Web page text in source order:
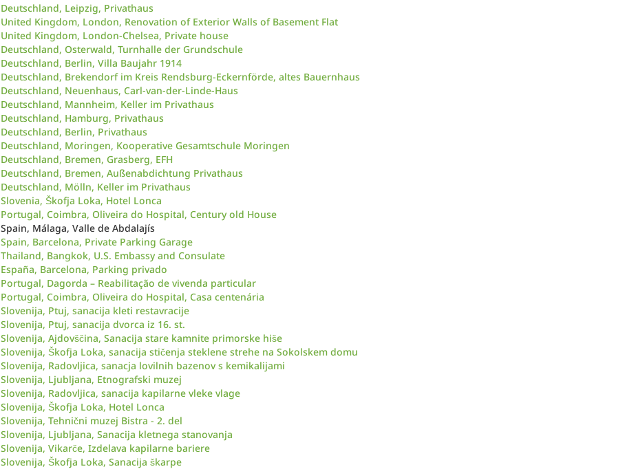
Deutschland, Leipzig, Privathaus
United Kingdom, London, Renovation of Exterior Walls of Basement Flat
United Kingdom, London-Chelsea, Private house
Deutschland, Osterwald, Turnhalle der Grundschule
Deutschland, Berlin, Villa Baujahr 1914
Deutschland, Brekendorf im Kreis Rendsburg-Eckernförde, altes Bauernhaus
Deutschland, Neuenhaus, Carl-van-der-Linde-Haus
Deutschland, Mannheim, Keller im Privathaus
Deutschland, Hamburg, Privathaus
Deutschland, Berlin, Privathaus
Deutschland, Moringen, Kooperative Gesamtschule Moringen
Deutschland, Bremen, Grasberg, EFH
Deutschland, Bremen, Außenabdichtung Privathaus
Deutschland, Mölln, Keller im Privathaus
Slovenia, Škofja Loka, Hotel Lonca
Portugal, Coimbra, Oliveira do Hospital, Century old House
Spain, Málaga, Valle de Abdalajís
Spain, Barcelona, Private Parking Garage
Thailand, Bangkok, U.S. Embassy and Consulate
España, Barcelona, Parking privado
Portugal, Dagorda – Reabilitação de vivenda particular
Portugal, Coimbra, Oliveira do Hospital, Casa centenária
Slovenija, Ptuj, sanacija kleti restavracije
Slovenija, Ptuj, sanacija dvorca iz 16. st.
Slovenija, Ajdovščina, Sanacija stare kamnite primorske hiše
Slovenija, Škofja Loka, sanacija stičenja steklene strehe na Sokolskem domu
Slovenija, Radovljica, sanacja lovilnih bazenov s kemikalijami
Slovenija, Ljubljana, Etnografski muzej
Slovenija, Radovljica, sanacija kapilarne vleke vlage
Slovenija, Škofja Loka, Hotel Lonca
Slovenija, Tehnični muzej Bistra - 2. del
Slovenija, Ljubljana, Sanacija kletnega stanovanja
Slovenija, Vikarče, Izdelava kapilarne bariere
Slovenija, Škofja Loka, Sanacija škarpe